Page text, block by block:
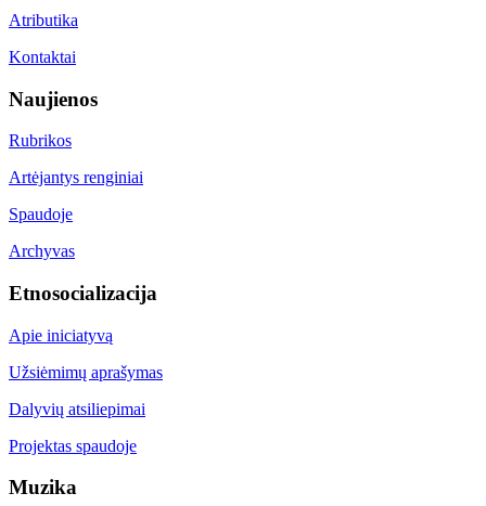
Atributika
Kontaktai
Naujienos
Rubrikos
Artėjantys renginiai
Spaudoje
Archyvas
Etnosocializacija
Apie iniciatyvą
Užsiėmimų aprašymas
Dalyvių atsiliepimai
Projektas spaudoje
Muzika